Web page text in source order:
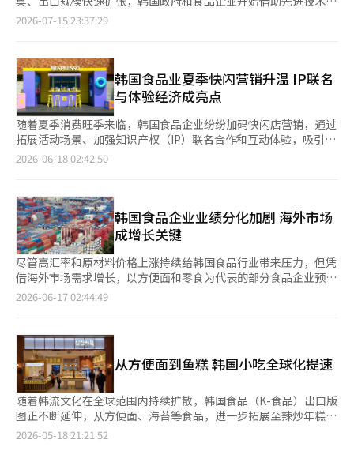
商平台开展促销活动，尽可能减轻消费者负担。 与此同时，BR
Korea宣布，将于8月2日起将唐恩都乐（Dunkin Donuts）的39
蜂蜜甜甜圈价格将由1700韩元上调至1900韩元。公司表示，此次
调价主要受原材料及经营成本持续上涨影响，不过部分产品此前已
下调售价，以减轻消费者负担。 此外，希杰（CJ）集团旗下烘焙
品牌多乐之日将于7月31日起上调部分面包和蛋糕产品建议零售
价，涉及76款产品，平均涨幅8.2%。公司表示，受鸡蛋、小麦、
食糖、棕榈油及包装材料等国际原材料价格上涨，以及汇率波动、
油价走高等因素影响，企业生产成本持续攀升，因此决定调整部分
产品价格。考虑到消费者负担，红豆面包、菠萝包、卡斯特拉蛋糕
装材料价格高企，以及汇率波动、油价上涨和物流成本增加等因素
短期内难以明显缓解的背景下，韩国食品企业仍将面临较大的成本
压力，新一轮涨价趋势或将持续一段时间。
推动产业从“数量增长”转向“质量提升”。 韩国农林畜产食品
势。过去以美国、中国为主的出口结构，正逐步向中东、欧洲等新
兴市场延伸。 作为K-Food第一大出口市场，美国今年上半年进口
韩国农食品10.4亿美元，同比增长11.3%，为上半年历史上首次突
破10亿美元。除方便面、零食外，韩国泡菜和梨的出口额分别达到
2460万美元和440万美元，多个品类均保持增长。 中东市场的增
长尤为突出。受中东局势影响，当地物流一度受阻，3月韩国农食
品对中东出口额较前两个月平均水平下降超过50%。此后，随着政
府和企业开辟替代运输路线，加之保健功能食品和人参需求上升，
美元，同比增长25.2%，增幅居各主要出口地区之首。 韩国方便
面、零食、冰淇淋等加工食品正逐渐融入当地消费者的日常饮食。
新鲜农产品出口也保持快速增长：草莓出口额6070万美元，同比
增长15.9%；葡萄出口额1810万美元，增长27.5%；梨出口额800
万美元，增长62.3%。 食品业界认为，韩流影视、音乐等文化内容
积累起来的国家好感度，正在转化为海外消费者对韩国食品的信
任，形成文化传播与食品出口相互促进的良性循环。 为将短期热
度转化为可持续的增长动力，韩国政府正在推进《第一次食品科技
参差不齐等问题。 按照规划，韩国计划将食品制造领域的智能工
厂数量从2024年累计30座扩大至2026年的187座，推动生产流程
自动化、智能化。此举不仅有助于降低人工成本，也可通过标准化
生产，确保出口到不同国家和地区的K-Food保持相对统一的口味
和品质。 韩国政府还计划推行“出口组合模式”。不再局限于出
口食品本身，而是将食品制造机器人、适应当地口味的配方数据以
及优化后的物流系统整合为一套平台对外输出。 农林畜产食品部
表示，过去K-Food出口主要依靠产品本身的知名度和人气，未来
2026-07-15 23:37:29
韩国食品业夏季快闪营销升温 IP联名
与体验经济成亮点
随着夏季消费旺季来临，韩国食品企业纷纷加码快闪店营销，通过
拓展活动场景、加强知识产权（IP）联名合作和互动体验，吸引年
轻消费群体关注。 据韩国食品行业17日消息，随着夏季户外活动
以扩大品牌影响力和消费者接触面。 其中，大象Welllife旗下运动
饮料品牌“New Care Sportsix”将于19日至21日在汝矣岛汉江公
园及南山首尔塔周边举办移动式快闪活动。咖啡品牌奈斯派索
（Nespresso）则与首尔新罗酒店合作，在户外泳池区域开设“冰
咖啡吧”快闪空间，为消费者提供夏季限定饮品体验。 随着2026
年美加墨世界杯临近，借助足球赛事热度开展营销活动的企业也不
断增加。OB啤酒在首尔江南站商圈运营“Cass FIFA世界杯粉丝基
地”快闪店，通过足球主题互动项目吸引消费者参与。数据显示，
联名和体验式营销正成为行业重要趋势。棒约翰（Papa John's）
日前在圣水洞与电影《玩具总动员5》合作举办主题快闪活动，三
天内吸引约4000人到访。韩国餐饮企业One&One旗下“元祖奶奶
菜包肉猪蹄”则与知名美食创作者合作，在水原Starfield购物中心
开设主题快闪店，首次尝试走出门店开展外部营销活动。此外，乐
天沃食品（Wellfood）自本月5日起在首尔冠岳区运营主题快闪
店，开业仅10天累计访客便突破1.2万人次，成为近期热门打卡活
动之一。 业内人士表示，在消费者对体验感和参与感要求不断提
2026-06-18 02:42:50
韩国食品企业业绩分化加剧 海外市场
成增长关键
尽管高汇率和原材料价格上涨持续给韩国食品行业带来压力，但凭
借海外市场需求增长，以方便面和零食为代表的部分食品企业预计
将在今年第二季度保持良好增长势头，而部分食品和酒类企业则面
亿韩元（约合人民币41.95亿元）、营业利润488亿韩元，同比分
别增长6.4%和21.4%。三养食品预计实现销售额7459亿韩元、营
业利润1757亿韩元，同比分别增长34.9%和46.3%，销售额有望创
下单季度历史新高。 业内认为，海外销量增长和出口扩张成为方
便面企业业绩改善的重要动力。农心凭借“辛拉面”在中国、日本
及欧洲市场保持增长，三养食品则随着密阳工厂投产进一步扩大出
口规模。今年4月，韩国方便面出口额创下历史新高，进一步带动
相关企业业绩增长。 零食企业同样受益于海外市场需求增长。乐
2026-06-17 02:44:49
从方便面到鱼糕 韩国小吃全球化提速
随着韩流文化在全球范围内持续扩散，韩国食品（K-食品）出口版
图正不断延伸，从方便面、海苔等食品，进一步拓展至辣炒年糕、
紫菜包饭、鱼糕等街头小吃领域。业内人士认为，海外消费者通过
2026-05-18 21:21:52